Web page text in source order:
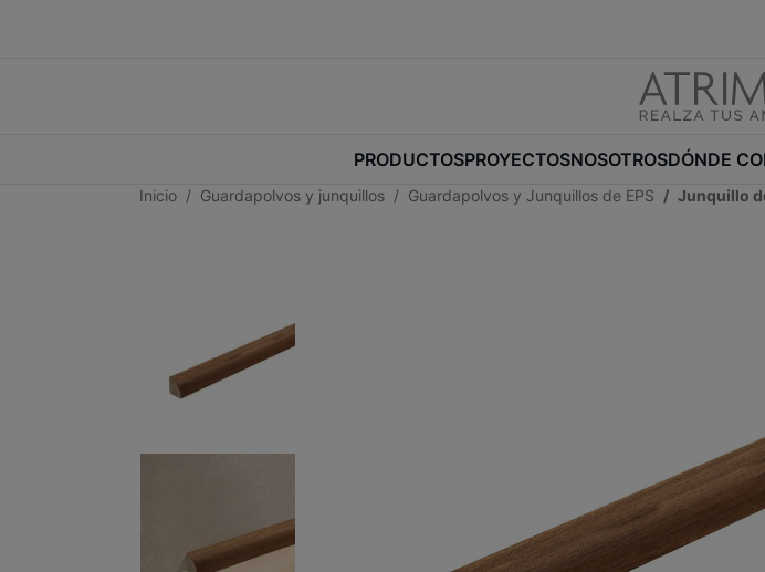
PRODUCTOSPROYECTOSNOSOTROSDÓNDE
Inicio Guardapolvos y junquillos Guardapolvos y Junquillos de EPS Junquillo